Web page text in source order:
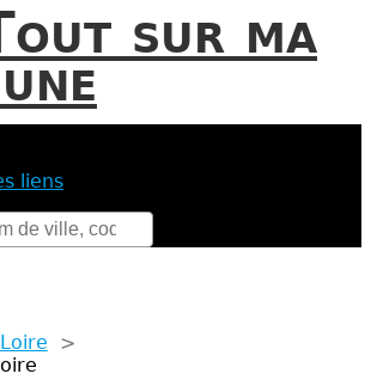
sur ma
liens
>